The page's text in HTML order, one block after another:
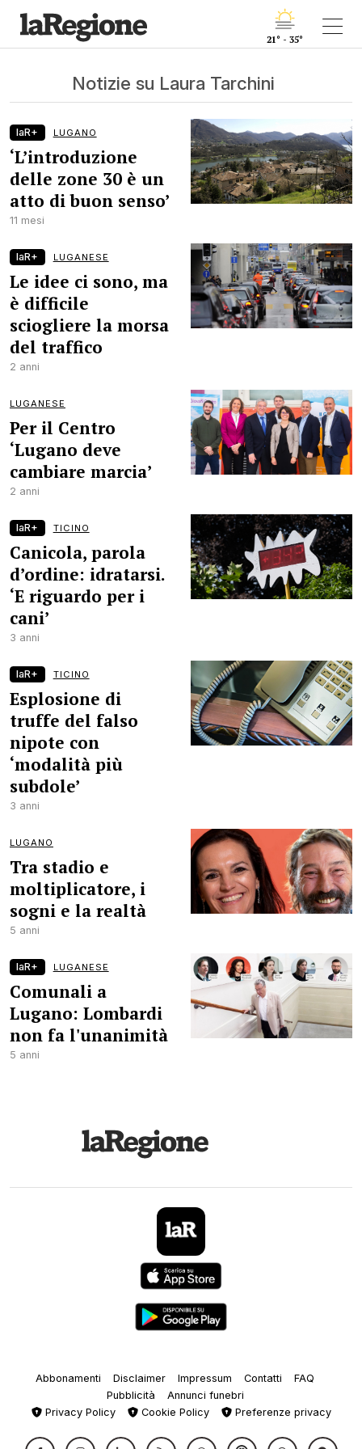
21° - 35°
Notizie su Laura Tarchini
laR+ LUGANO
‘L’introduzione
delle zone 30 è un
atto di buon senso’
11 mesi
laR+ LUGANESE
Le idee ci sono, ma
è difficile
sciogliere la morsa
del traffico
2 anni
LUGANESE
Per il Centro
‘Lugano deve
cambiare marcia’
2 anni
laR+ TICINO
Canicola, parola
d’ordine: idratarsi.
‘E riguardo per i
cani’
3 anni
laR+ TICINO
Esplosione di
truffe del falso
nipote con
‘modalità più
subdole’
3 anni
LUGANO
Tra stadio e
moltiplicatore, i
sogni e la realtà
5 anni
laR+ LUGANESE
Comunali a
Lugano: Lombardi
non fa l'unanimità
5 anni
Abbonamenti Disclaimer Impressum Contatti
FAQ
Pubblicità
Annunci funebri
Privacy Policy
Cookie Policy Preferenze privacy